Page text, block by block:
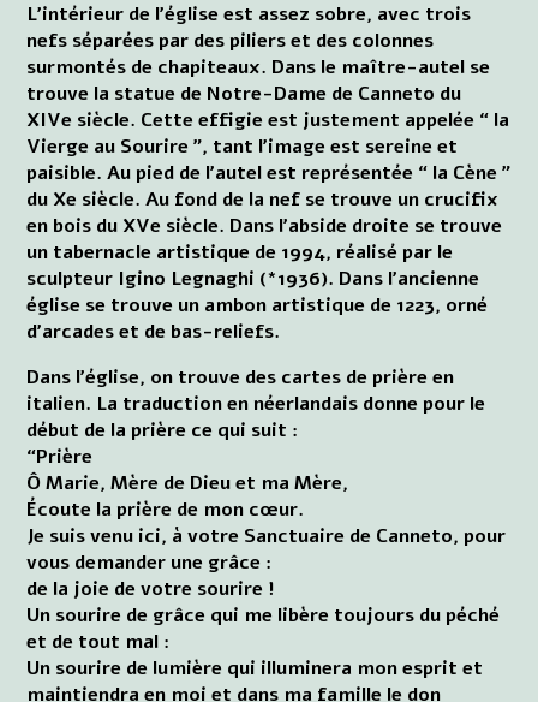
L'intérieur de l'église est assez sobre, avec trois
nefs séparées par des piliers et des colonnes
surmontés de chapiteaux. Dans le maître-autel se
trouve la statue de Notre-Dame de Canneto du
XIVe siècle. Cette effigie est justement appelée “ la
Vierge au Sourire ”, tant l'image est sereine et
paisible. Au pied de l'autel est représentée “ la Cène ”
du Xe siècle. Au fond de la nef se trouve un crucifix
en bois du XVe siècle. Dans l'abside droite se trouve
un tabernacle artistique de 1994, réalisé par le
sculpteur Igino Legnaghi (*1936). Dans l'ancienne
église se trouve un ambon artistique de 1223, orné
d'arcades et de bas-reliefs.
Dans l'église, on trouve des cartes de prière en
italien. La traduction en néerlandais donne pour le
début de la prière ce qui suit :
“Prière
Ô Marie, Mère de Dieu et ma Mère,
Écoute la prière de mon cœur.
Je suis venu ici, à votre Sanctuaire de Canneto, pour
vous demander une grâce :
de la joie de votre sourire !
Un sourire de grâce qui me libère toujours du péché
et de tout mal :
Un sourire de lumière qui illuminera mon esprit et
maintiendra en moi et dans ma famille le don